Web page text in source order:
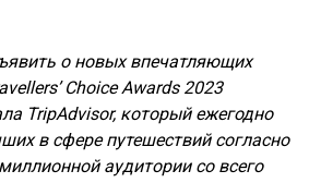
о новых впечатляющих
Choice Awards 2023
TripAdvisor, который ежегодно
в сфере путешествий согласно
аудитории со всего